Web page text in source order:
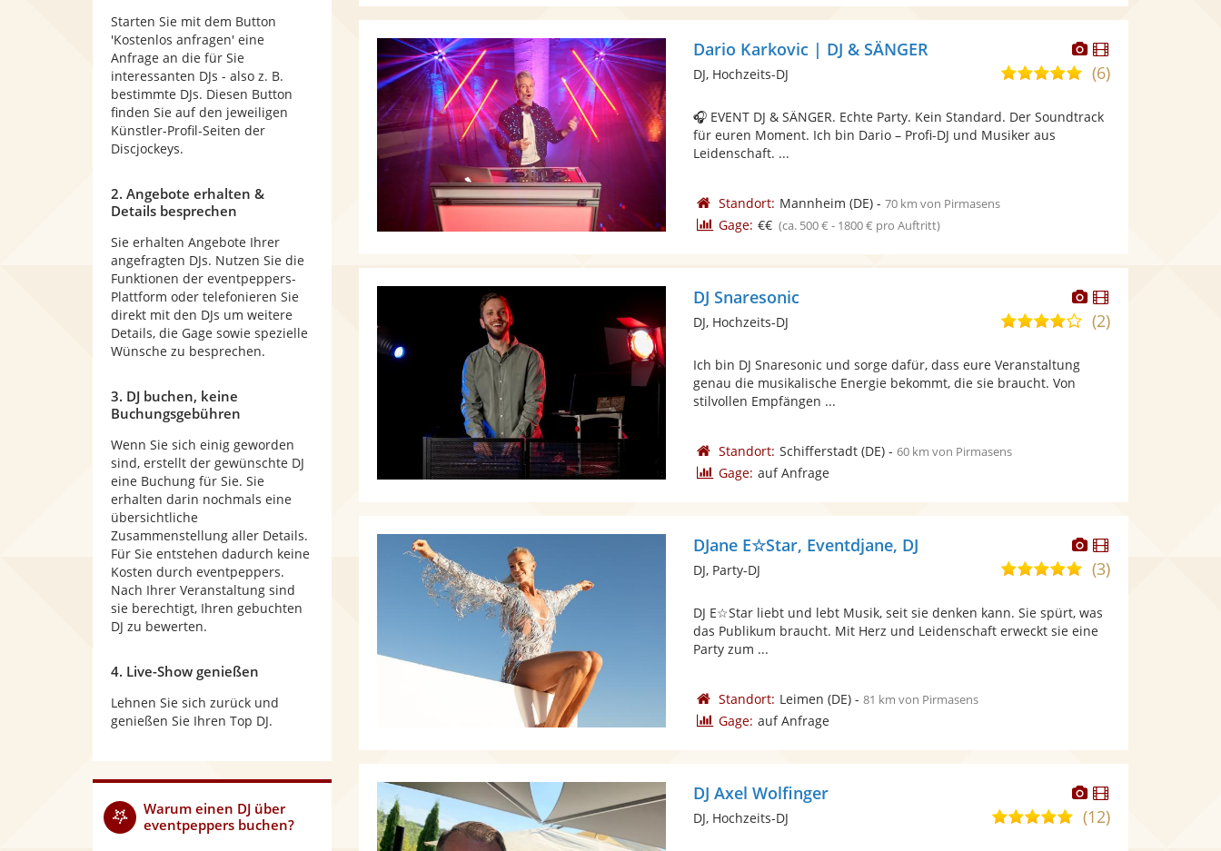
Dieser
Künstler
stellt
Fotos
bereit.
Dieser
Künstler
Dario Karkovic | DJ & SÄNGER
5,0
5
(6)
DJ, Hochzeits-DJ
🎧 EVENT DJ & SÄNGER. Echte Party. Kein Standard. Der Soundtrack
für euren Moment. Ich bin Dario – Profi-DJ und Musiker aus
Leidenschaft. ...
Standort: Mannheim (DE)- 70 km von Pirmasens
Gage: €€ (ca. 500 € - 1800 € pro Auftritt)
Dieser
Künstler
stellt
Dieser
Künstler
DJ Snaresonic
4,1(2)
DJ, Hochzeits-DJ
Ich bin DJ Snaresonic und sorge dafür, dass eure Veranstaltung
genau die musikalische Energie bekommt, die sie braucht. Von
stilvollen Empfängen ...
Standort: Schifferstadt(DE)- 60 km von Pirmasens
Gage: auf Anfrage
Dieser
Künstler
stellt
bereit.
Dieser
Künstler
DJane E☆Star, Eventdjane, DJ
5,0
5
Sternen
(3)
DJ, Party-DJ
DJ E☆Star liebt und lebt Musik, seit sie denken kann. Sie spürt, was
das Publikum braucht. Mit Herz und Leidenschaft erweckt sie eine
Party zum ...
Standort: Leimen (DE)- 81 km von Pirmasens
Gage: auf Anfrage
Dieser
Künstler
stellt
Dieser
Künstler
DJ Axel Wolfinger
5,0(12)
DJ, Hochzeits-DJ
Starten Sie mit dem Button
'Kostenlos anfragen' eine
Anfrage an die für Sie
interessanten DJs - also z. B.
bestimmte DJs. Diesen Button
finden Sie auf den jeweiligen
Künstler-Profil-Seiten der
Discjockeys.
2. Angebote erhalten &
Details besprechen
Sie erhalten Angebote Ihrer
angefragten DJs. Nutzen Sie die
Funktionen der eventpeppers-
Plattform oder telefonieren Sie
direkt mit den DJs um weitere
Details, die Gage sowie spezielle
Wünsche zu besprechen.
3. DJ buchen, keine
Buchungsgebühren
Wenn Sie sich einig geworden
sind, erstellt der gewünschte DJ
eine Buchung für Sie. Sie
erhalten darin nochmals eine
übersichtliche
Zusammenstellung aller Details.
Für Sie entstehen dadurch keine
Kosten durch eventpeppers.
Nach Ihrer Veranstaltung sind
sie berechtigt, Ihren gebuchten
DJ zu bewerten.
4. Live-Show genießen
Lehnen Sie sich zurück und
genießen Sie Ihren Top DJ.
Warum einen DJ über
eventpeppers buchen?